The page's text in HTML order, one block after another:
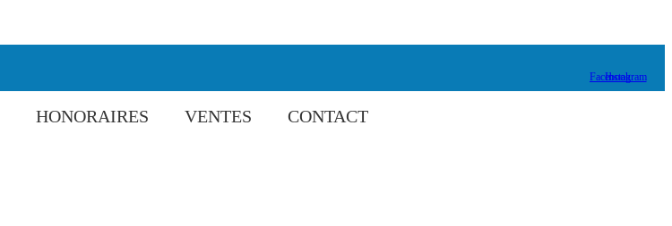
Facebook
Instagram
HONORAIRES VENTES CONTACT